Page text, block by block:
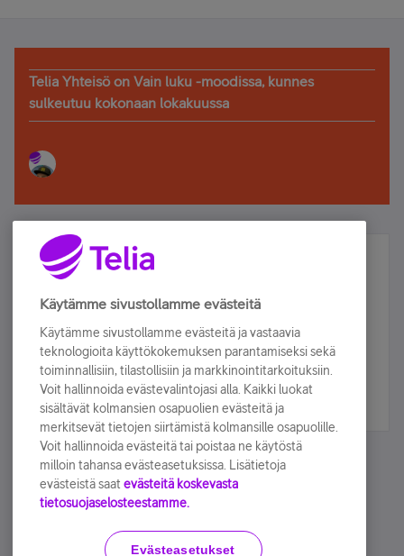
Telia Yhteisö on Vain luku -moodissa, kunnes
sulkeutuu kokonaan lokakuussa
Älä jää paitsi – osallistu ja voita!
Tilaa Telian uutiskirje ja olet mukana arvonnassa.
sähköpostiisi.
Tilaa nyt
Käyttöehdot Accessibility statement
Käytämme sivustollamme evästeitä
Käytämme sivustollamme evästeitä ja vastaavia
teknologioita käyttökokemuksen parantamiseksi sekä
toiminnallisiin, tilastollisiin ja markkinointitarkoituksiin.
Voit hallinnoida evästevalintojasi alla. Kaikki luokat
sisältävät kolmansien osapuolien evästeitä ja
merkitsevät tietojen siirtämistä kolmansille osapuolille.
Voit hallinnoida evästeitä tai poistaa ne käytöstä
milloin tahansa evästeasetuksissa. Lisätietoja
evästeistä saat evästeitä koskevasta
tietosuojaselosteestamme.
Evästeasetukset